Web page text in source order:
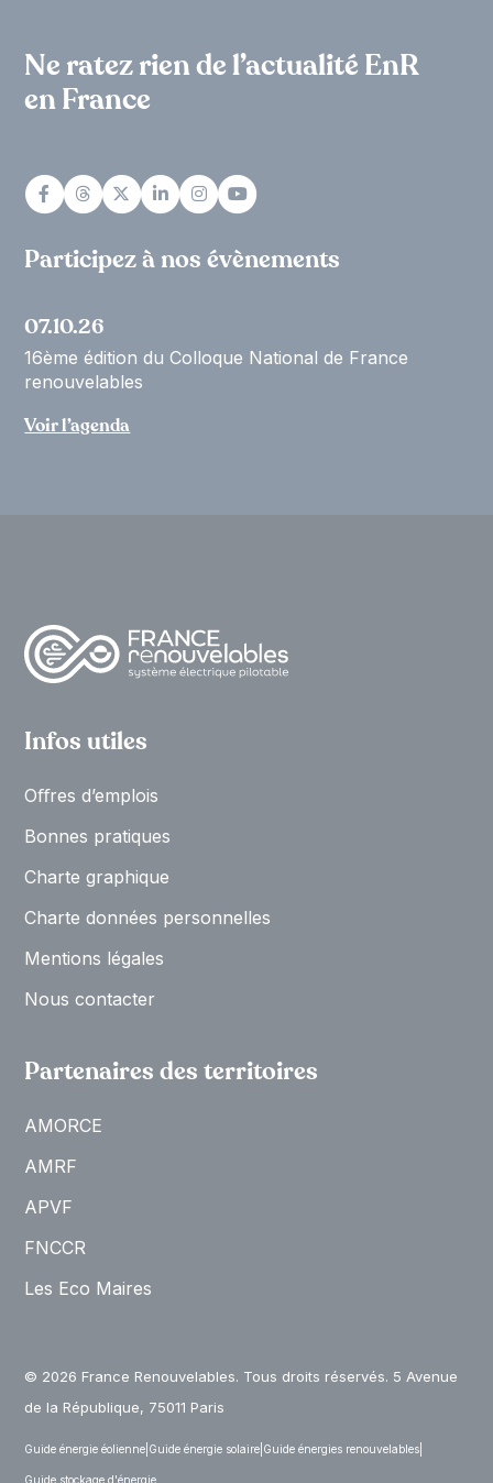
Ne ratez rien de l’actualité EnR
en France
Participez à nos évènements
07.10.26
16ème édition du Colloque National de France
renouvelables
Voir l’agenda
Infos utiles
Oﬀres d’emplois
Bonnes pratiques
Charte graphique
Charte données personnelles
Mentions légales
Nous contacter
Partenaires des territoires
AMORCE
AMRF
APVF
FNCCR
Les Eco Maires
© 2026 France Renouvelables. Tous droits réservés. 5 Avenue
de la République, 75011 Paris
Guide énergie éolienne Guide énergie solaire Guide énergies renouvelables
Guide stockage d'énergie